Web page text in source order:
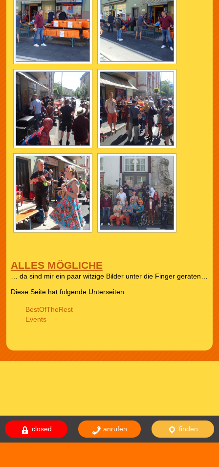
closed anrufen finden
ALLES MÖGLICHE
… da sind mir ein paar witzige Bilder unter die Finger geraten…
Diese Seite hat folgende Unterseiten:
BestOfTheRest
Events